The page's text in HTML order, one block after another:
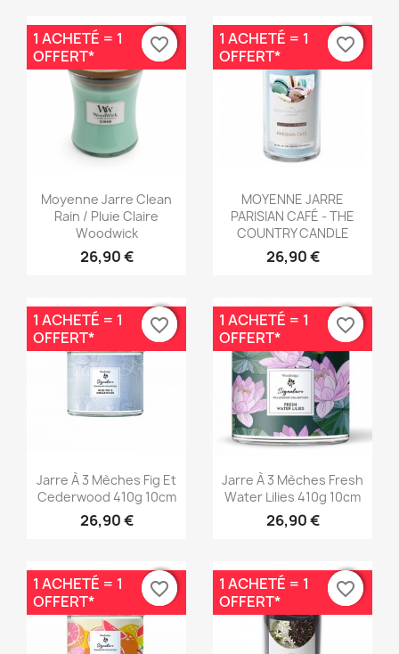
Aperçu rapide
Moyenne Jarre Clean
Rain / Pluie Claire
Woodwick
26,90 €
1 ACHETÉ = 1
OFFERT*
favorite_border
favorite_border
Aperçu rapide
MOYENNE JARRE
PARISIAN CAFÉ - THE
COUNTRY CANDLE
26,90 €
1 ACHETÉ = 1
OFFERT*
favorite_border
favorite_border
Aperçu rapide
Jarre À 3 Mèches Fig Et
Cederwood 410g 10cm
26,90 €
1 ACHETÉ = 1
OFFERT*
favorite_border
favorite_border
 Aperçu rapide
Jarre À 3 Mèches Fresh
Water Lilies 410g 10cm
26,90 €
1 ACHETÉ = 1
OFFERT*
favorite_border
favorite_border
1 ACHETÉ = 1
OFFERT*
favorite_border
favorite_border
1 ACHETÉ = 1
OFFERT*
favorite_border
favorite_border